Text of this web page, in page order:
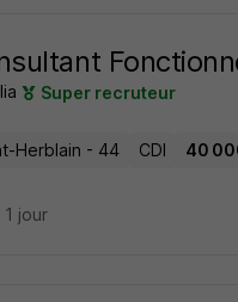
Super recruteur
Herblain - 44 CDI 40
1 jour